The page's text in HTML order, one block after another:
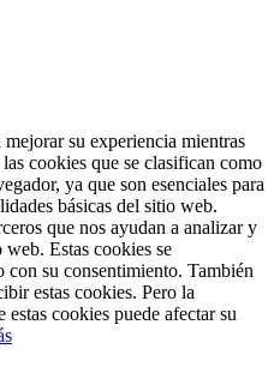
su experiencia mientras
cookies que se clasifican como
ya que son esenciales para
básicas del sitio web.
que nos ayudan a analizar y
Estas cookies se
con su consentimiento. También
estas cookies. Pero la
cookies puede afectar su